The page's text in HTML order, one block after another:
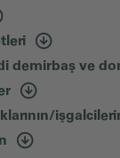
demirbaş ve